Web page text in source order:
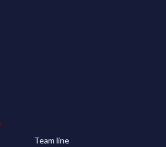
Team line